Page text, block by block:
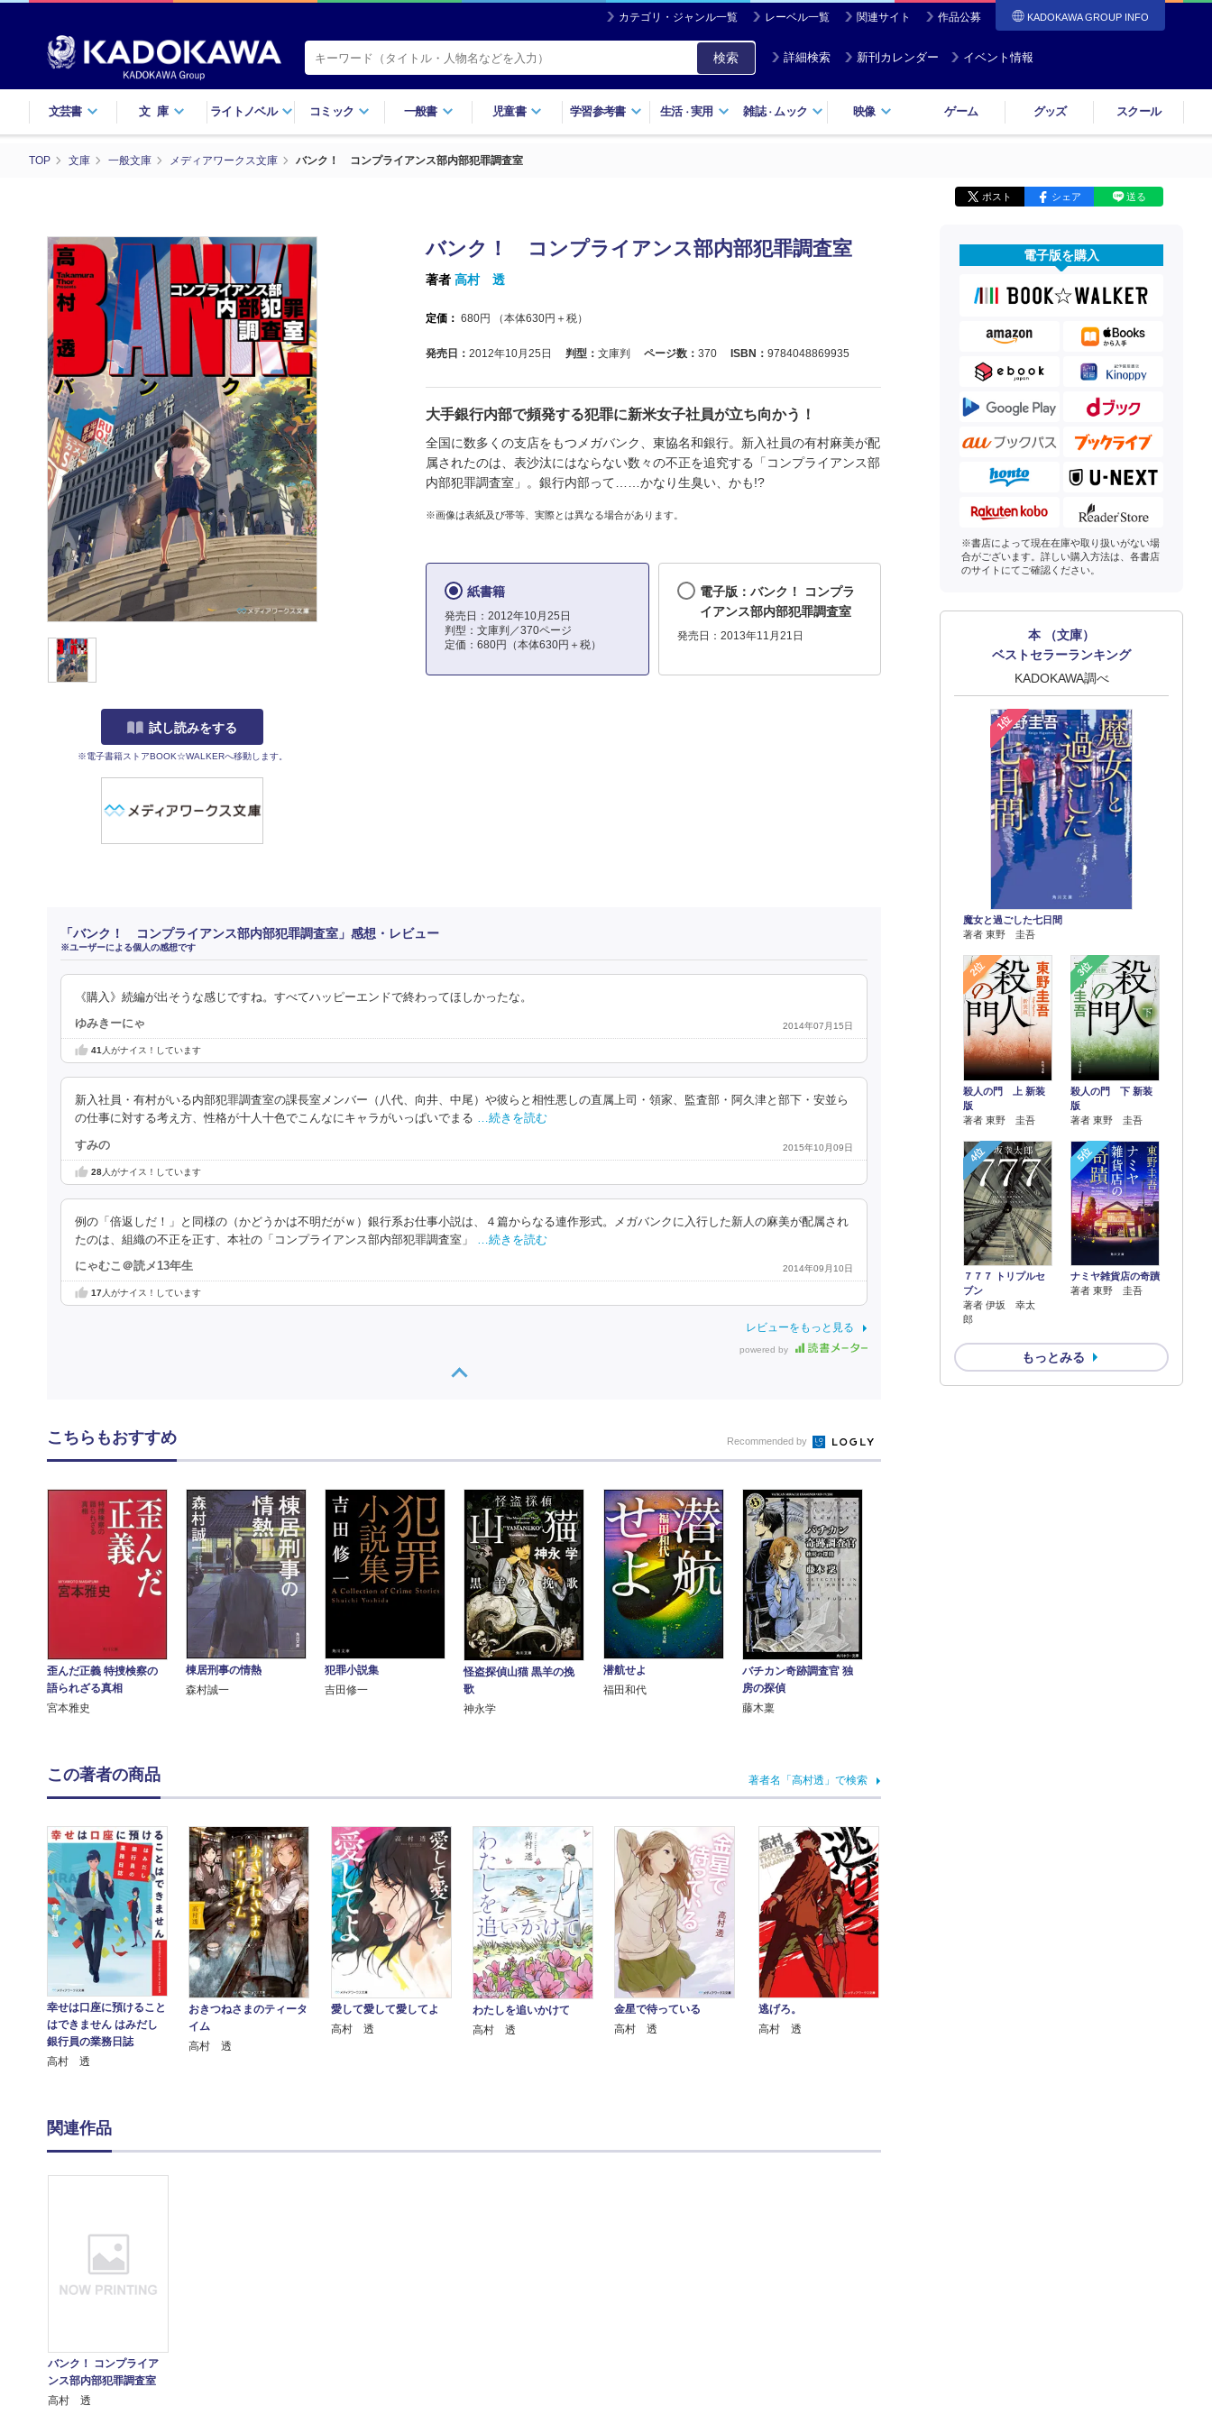
カテゴリ・ジャンル一覧 レーベル一覧 関連サイト 作品公募 KADOKAWA GROUP INFO
検索 詳細検索 新刊カレンダー イベント情報
文芸書 文庫 ライトノベル コミック 一般書 児童書 学習参考書 生活・実用 雑誌・ ムック 映像 ゲーム グッズ スクール
TOP 文庫 一般文庫 メディアワークス文庫 バンク！ コンプライアンス部内部犯罪調査室
ポスト シェア 送る
試し読みをする
※電子書籍ストアBOOK☆WALKERへ移動します。
バンク！ コンプライアンス部内部犯罪調査室
著者 高村 透
定価： 680円 （本体630円＋税）
発売日： 2012年10月25日 判型： 文庫判 ページ数： 370 ISBN： 9784048869935
大手銀行内部で頻発する犯罪に新米女子社員が立ち向かう！
全国に数多くの支店をもつメガバンク、東協名和銀行。新入社員の有村麻美が配
属されたのは、表沙汰にはならない数々の不正を追究する「コンプライアンス部
内部犯罪調査室」。銀行内部って……かなり生臭い、かも!?
※画像は表紙及び帯等、実際とは異なる場合があります。
紙書籍
発売日：2012年10月25日
判型：文庫判／370ページ
定価：680円（本体630円＋税）
電子版：バンク！ コンプラ
イアンス部内部犯罪調査室
発売日：2013年11月21日
「バンク！ コンプライアンス部内部犯罪調査室」感想・レビュー
※ユーザーによる個人の感想です
《購入》続編が出そうな感じですね。すべてハッピーエンドで終わってほしかったな。
ゆみきーにゃ 2014年07月15日
41人がナイス！しています
新入社員・有村がいる内部犯罪調査室の課長室メンバー（八代、向井、中尾）や彼らと相性悪しの直属上司・領家、監査部・阿久津と部下・安並ら
の仕事に対する考え方、性格が十人十色でこんなにキャラがいっぱいでまる …続きを読む
すみの 2015年10月09日
28人がナイス！しています
例の「倍返しだ！」と同様の（かどうかは不明だがｗ）銀行系お仕事小説は、４篇からなる連作形式。メガバンクに入行した新人の麻美が配属され
たのは、組織の不正を正す、本社の「コンプライアンス部内部犯罪調査室」
…続きを読む
にゃむこ＠読メ13年生 2014年09月10日
17人がナイス！しています
レビューをもっと見る
powered by
電子版を購入
※書店によって現在在庫や取り扱いがない場
合がございます。詳しい購入方法は、各書店
のサイトにてご確認ください。
本 （文庫）
ベストセラーランキング
KADOKAWA調べ
1位
魔女と過ごした七日間
著者 東野 圭吾
2位
殺人の門 上 新装
版
著者 東野 圭吾
3位
殺人の門 下 新装
版
著者 東野 圭吾
4位
７７７ トリプルセ
ブン
著者 伊坂 幸太
郎
5位
ナミヤ雑貨店の奇蹟
著者 東野 圭吾
もっとみる
こちらもおすすめ Recommended by
歪んだ正義 特捜検察の
語られざる真相
宮本雅史
棟居刑事の情熱
森村誠一
犯罪小説集
吉田修一
怪盗探偵山猫 黒羊の挽
歌
神永学
潜航せよ
福田和代
バチカン奇跡調査官 独
房の探偵
藤木稟
この著者の商品 著者名「高村透」で検索
幸せは口座に預けること
はできません はみだし
銀行員の業務日誌
高村 透
おきつねさまのティータ
イム
高村 透
愛して愛して愛してよ
高村 透
わたしを追いかけて
高村 透
金星で待っている
高村 透
逃げろ。
高村 透
関連作品
バンク！ コンプライア
ンス部内部犯罪調査室
高村 透